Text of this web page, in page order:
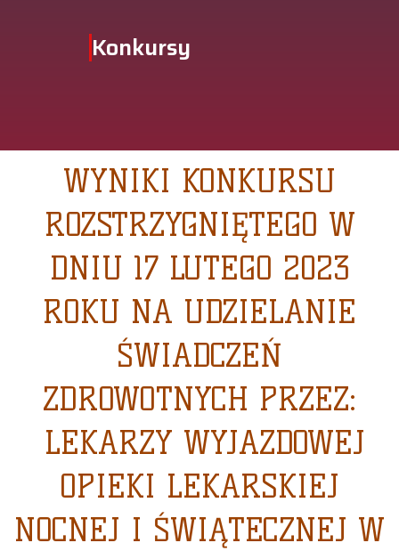
Konkursy
WYNIKI KONKURSU
ROZSTRZYGNIĘTEGO W
DNIU 17 LUTEGO 2023
ROKU NA UDZIELANIE
ŚWIADCZEŃ
ZDROWOTNYCH PRZEZ:
LEKARZY WYJAZDOWEJ
OPIEKI LEKARSKIEJ
NOCNEJ I ŚWIĄTECZNEJ W